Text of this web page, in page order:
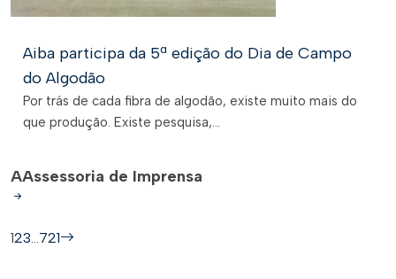
Aiba participa da 5ª edição do Dia de Campo
do Algodão
Por trás de cada fibra de algodão, existe muito mais do
que produção. Existe pesquisa,...
AAssessoria de Imprensa
123…721